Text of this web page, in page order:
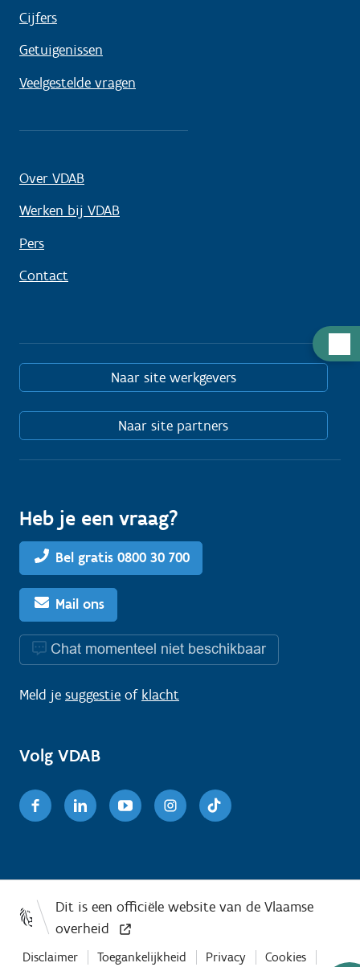
Cijfers
Getuigenissen
Veelgestelde vragen
Over VDAB
Werken bij VDAB
Pers
Contact
Naar site werkgevers
Naar site partners
Heb je een vraag?
Bel gratis 0800 30 700
Mail ons
Chat momenteel niet beschikbaar
Meld je suggestie of klacht
Volg VDAB
FacebookLinkedinYoutubeInstagram
Disclaimer Toegankelijkheid Privacy Cookies